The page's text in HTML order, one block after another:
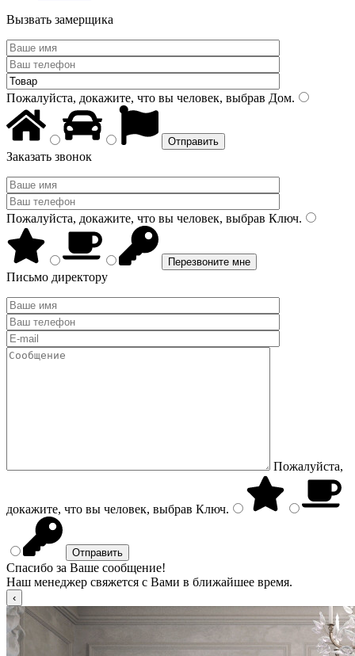
Вызвать замерщика
Пожалуйста, докажите, что вы человек, выбрав Дом.
Заказать звонок
Пожалуйста, докажите, что вы человек, выбрав Ключ.
Письмо директору
Пожалуйста,
докажите, что вы человек, выбрав Ключ.
Спасибо за Ваше сообщение!
Наш менеджер свяжется с Вами в ближайшее время.